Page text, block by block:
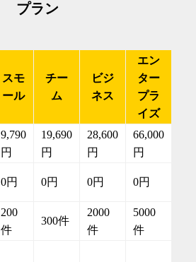
プラン
スモ
ール
チー
ム
ビジ
ネス
エン
ター
プラ
イズ
9,790
円
19,690
円
28,600
円
66,000
円
0円 0円 0円 0円
200
件
300件
2000
件
5000
件